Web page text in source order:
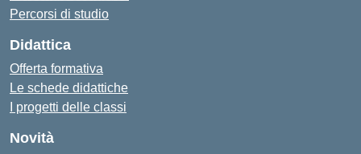
Percorsi di studio
Didattica
Offerta formativa
Le schede didattiche
I progetti delle classi
Novità